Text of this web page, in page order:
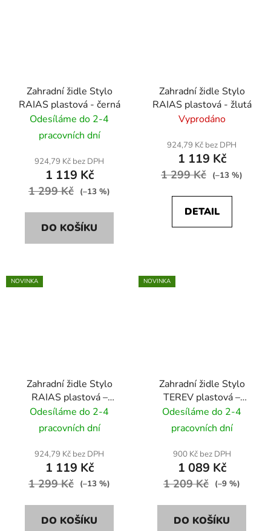
Zahradní židle Stylo
RAIAS plastová - černá
Odesíláme do 2-4
pracovních dní
924,79 Kč bez DPH
1 119 Kč
1 299 Kč (–13 %)
DO KOŠÍKU
Zahradní židle Stylo
RAIAS plastová - žlutá
Vyprodáno
924,79 Kč bez DPH
1 119 Kč
1 299 Kč (–13 %)
DETAIL
NOVINKA
Zahradní židle Stylo
RAIAS plastová –
béžová
Odesíláme do 2-4
pracovních dní
924,79 Kč bez DPH
1 119 Kč
1 299 Kč (–13 %)
DO KOŠÍKU
NOVINKA
Zahradní židle Stylo
TEREV plastová –
béžová
Odesíláme do 2-4
pracovních dní
900 Kč bez DPH
1 089 Kč
1 209 Kč (–9 %)
DO KOŠÍKU